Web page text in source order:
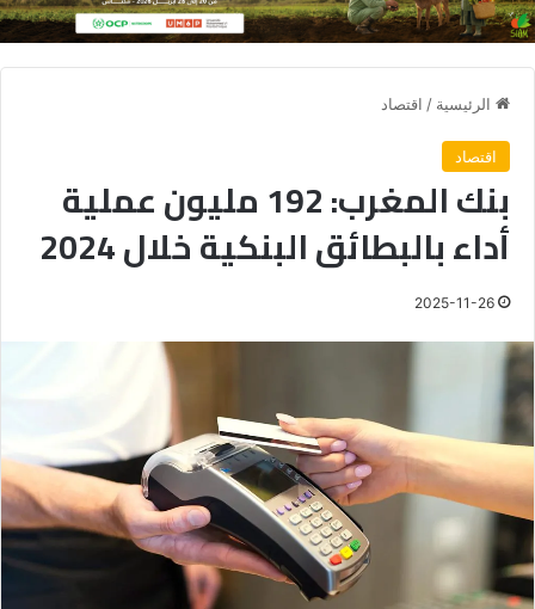
الرئيسية / اقتصاد
اقتصاد
بنك المغرب: 192 مليون عملية
أداء بالبطائق البنكية خلال 2024
2025-11-26